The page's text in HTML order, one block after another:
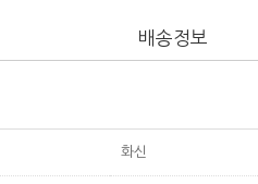
배송정보
화신